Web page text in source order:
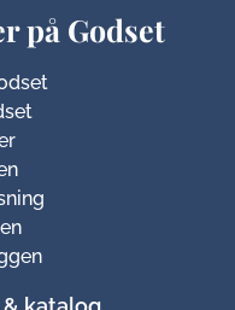
på Godset